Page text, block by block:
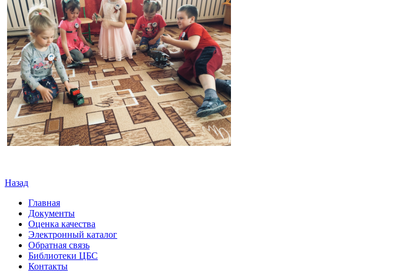
Назад
Главная
Документы
Оценка качества
Электронный каталог
Обратная связь
Библиотеки ЦБС
Контакты